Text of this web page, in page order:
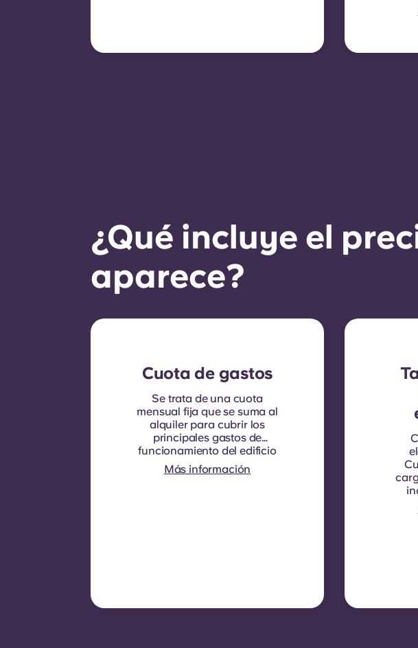
cumplan ciertos criterios,
¿Qué incluye el
aparece?
Cuota de gastos
Se trata de una cuota
mensual fija que se suma al
alquiler para cubrir los
principales gastos de
funcionamiento del edificio
y los servicios públicos que,
normalmente, se
Más información